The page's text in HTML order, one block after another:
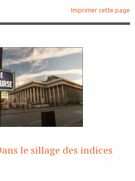
Imprimer cette page
le sillage des indices